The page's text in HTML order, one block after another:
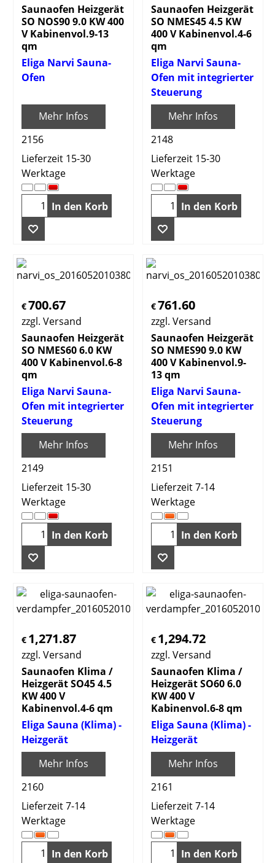
Saunaofen Heizgerät
SO NOS90 9.0 KW 400
V Kabinenvol.9-13
qm
Eliga Narvi Sauna-
Ofen
Mehr Infos
2156
Lieferzeit 15-30
Werktage
In den Korb
Saunaofen Heizgerät
SO NMES45 4.5 KW
400 V Kabinenvol.4-6
qm
Eliga Narvi Sauna-
Ofen mit integrierter
Steuerung
Mehr Infos
2148
Lieferzeit 15-30
Werktage
In den Korb
€700.67
zzgl. Versand
Saunaofen Heizgerät
SO NMES60 6.0 KW
400 V Kabinenvol.6-8
qm
Eliga Narvi Sauna-
Ofen mit integrierter
Steuerung
Mehr Infos
2149
Lieferzeit 15-30
Werktage
In den Korb
€761.60
zzgl. Versand
Saunaofen Heizgerät
SO NMES90 9.0 KW
400 V Kabinenvol.9-
13 qm
Eliga Narvi Sauna-
Ofen mit integrierter
Steuerung
Mehr Infos
2151
Lieferzeit 7-14
Werktage
In den Korb
€ 1,271.87
zzgl. Versand
Saunaofen Klima /
Heizgerät SO45 4.5
KW 400 V
Kabinenvol.4-6 qm
Eliga Sauna (Klima) -
Heizgerät
Mehr Infos
2160
Lieferzeit 7-14
Werktage
In den Korb
€ 1,294.72
zzgl. Versand
Saunaofen Klima /
Heizgerät SO60 6.0
KW 400 V
Kabinenvol.6-8 qm
Eliga Sauna (Klima) -
Heizgerät
Mehr Infos
2161
Lieferzeit 7-14
Werktage
In den Korb